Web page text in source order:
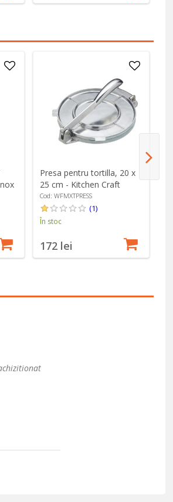
Presa pentru tortilla, 20 x
25 cm - Kitchen Craft
Cod: WFMXTPRESS
(1)
În stoc
172 lei